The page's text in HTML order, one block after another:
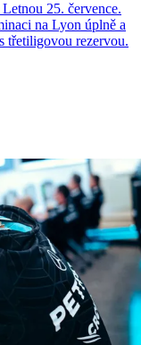
25. července.
na Lyon úplně a
třetiligovou rezervou.